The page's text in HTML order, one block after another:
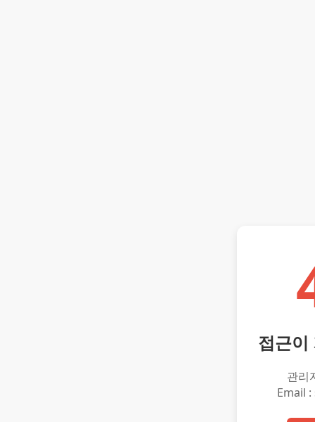
접근이
관리
Email